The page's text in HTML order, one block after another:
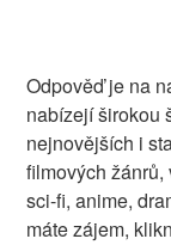
Odpověď je na
nabízejí širokou
nejnovějších i
filmových žánrů,
sci-fi, anime,
máte zájem,